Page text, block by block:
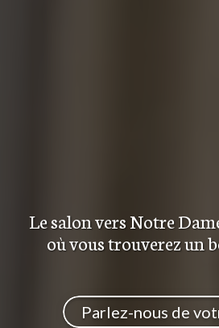
Le salonvers Notre
où vous trouverezun
Parlez-nous de